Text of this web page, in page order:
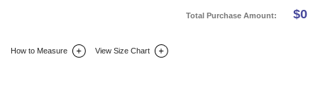
Total Purchase Amount: $0
How to Measure View Size Chart